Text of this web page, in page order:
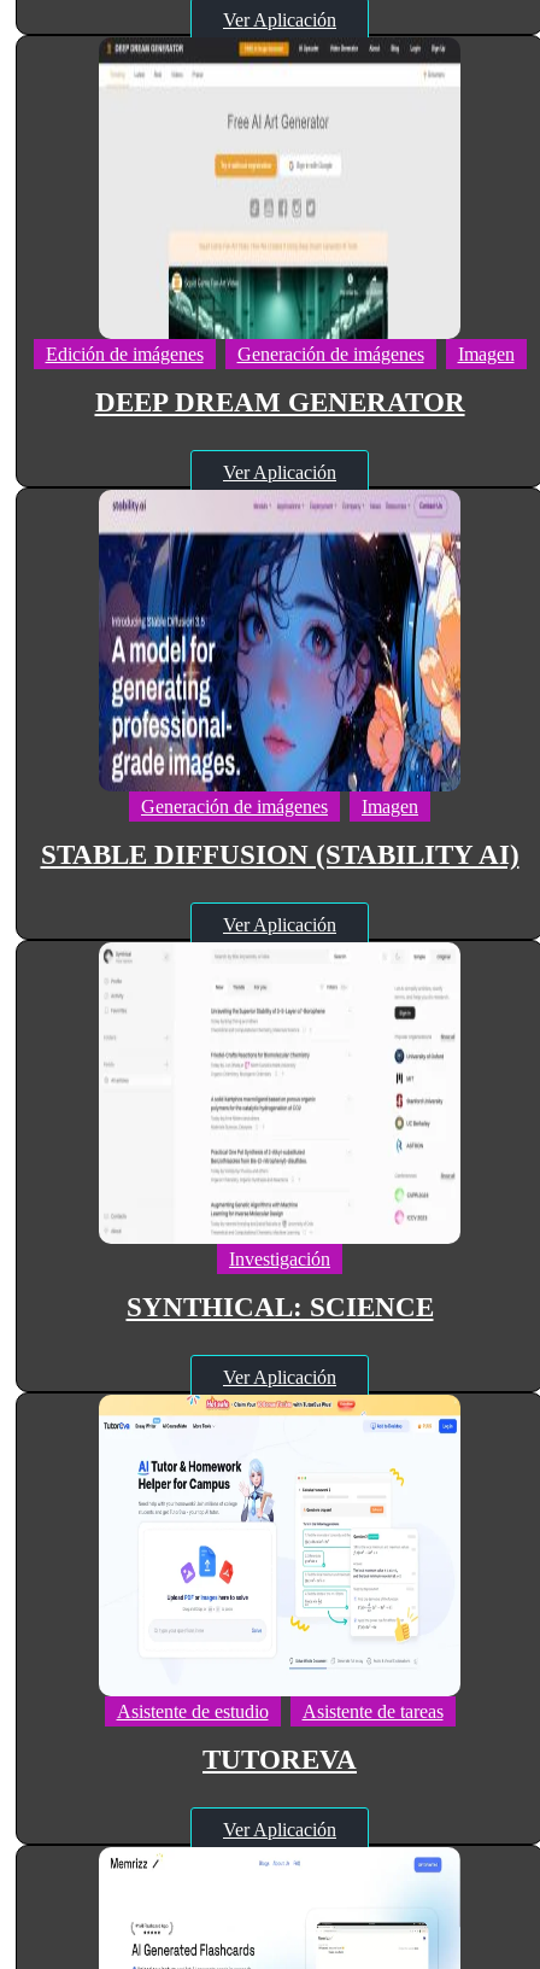
Ver Aplicación
Edición de imágenes Generación de imágenes Imagen
DEEP DREAM GENERATOR
Ver Aplicación
Generación de imágenes Imagen
STABLE DIFFUSION (STABILITY AI)
Ver Aplicación
Investigación
SYNTHICAL: SCIENCE
Ver Aplicación
Asistente de estudio Asistente de tareas
TUTOREVA
Ver Aplicación